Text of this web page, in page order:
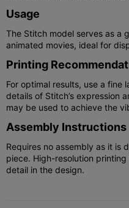
Usage
The Stitch model serves as a
animated movies, ideal for
Printing
For optimal results, use a
details of Stitch’s expression
may be used to achieve the
Assembly Instructions
Requires no assembly as it is
piece. High-resolution
detail in the design.